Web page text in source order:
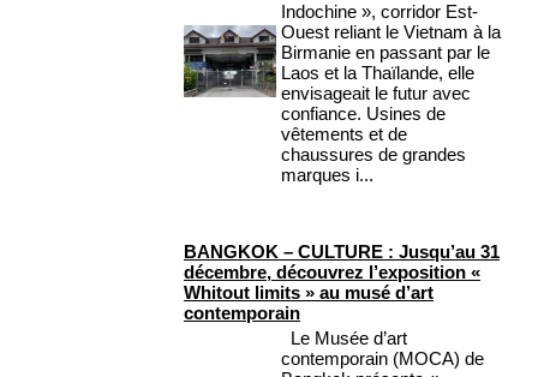
Indochine », corridor Est-
Ouest reliant le Vietnam à la
Birmanie en passant par le
Laos et la Thaïlande, elle
envisageait le futur avec
confiance. Usines de
vêtements et de
chaussures de grandes
marques i...
BANGKOK – CULTURE : Jusqu’au 31
décembre, découvrez l’exposition «
Whitout limits » au musé d’art
contemporain
Le Musée d’art
contemporain (MOCA) de